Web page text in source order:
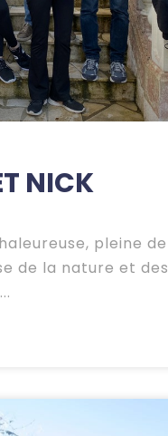
NICK
pleine de
de la nature et des